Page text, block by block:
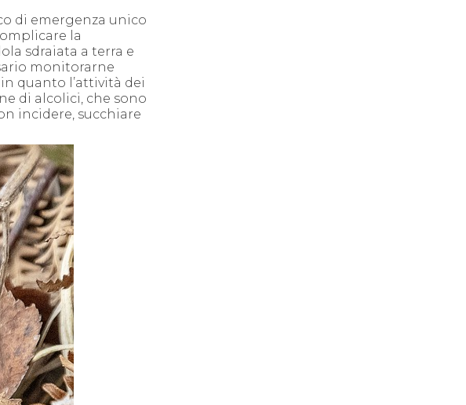
di emergenza unico
la
sdraiata a terra e
monitorarne
quanto l’attività dei
di alcolici, che sono
incidere, succhiare